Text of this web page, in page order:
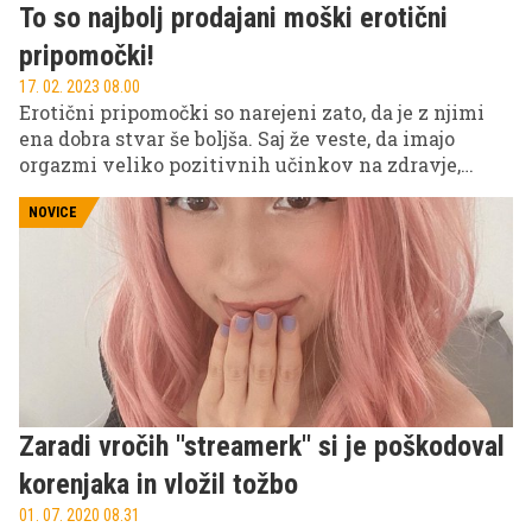
To so najbolj prodajani moški erotični
pripomočki!
17. 02. 2023 08.00
Erotični pripomočki so narejeni zato, da je z njimi
ena dobra stvar še boljša. Saj že veste, da imajo
orgazmi veliko pozitivnih učinkov na zdravje,
kajne?
NOVICE
Zaradi vročih ''streamerk'' si je poškodoval
korenjaka in vložil tožbo
01. 07. 2020 08.31